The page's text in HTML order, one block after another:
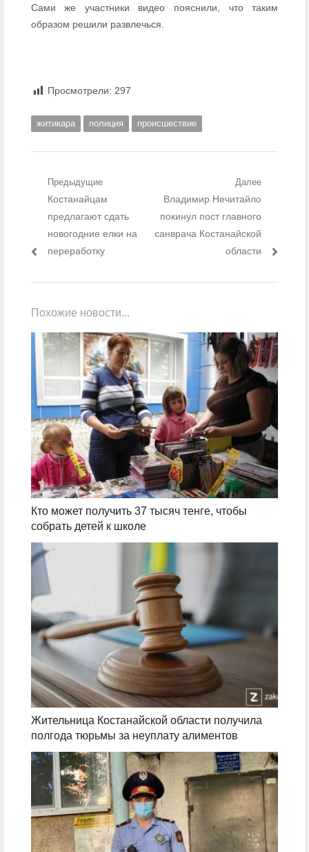
Сами же участники видео пояснили, что таким
образом решили развлечься.
Просмотрели: 297
житикара полиция происшествие
Навигация по записям
Предыдущие
Предыдущий пост:
Костанайцам
предлагают сдать
новогодние елки на
переработку
Далее
Следующий пост:
Владимир Нечитайло
покинул пост главного
санврача Костанайской
области
Похожие новости...
Кто может получить 37 тысяч тенге, чтобы
собрать детей к школе
Жительница Костанайской области получила
полгода тюрьмы за неуплату алиментов